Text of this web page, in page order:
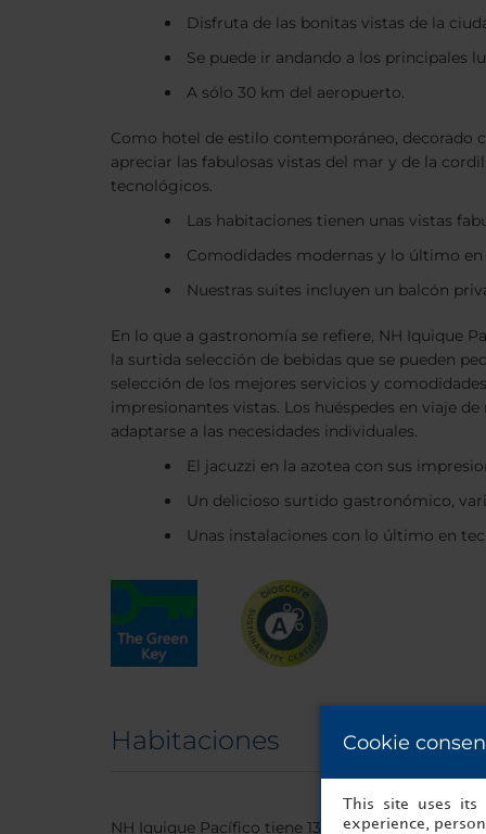
Disfruta de las bonitas vistas de la
Se puede ir andando a los principales
A sólo 30 km del aeropuerto.
Como hotel de estilo contemporáneo, decorado
apreciar las fabulosas vistas del mar y de la
tecnológicos.
Las habitaciones tienen unas vistas
Comodidades modernas y lo último en
Nuestras suites incluyen un balcón
En lo que a gastronomía se refiere, NH Iquique
la surtida selección de bebidas que se pueden
selección de los mejores servicios y
impresionantes vistas. Los huéspedes en viaje
adaptarse a las necesidades individuales.
El jacuzzi en la azotea con sus
Un delicioso surtido gastronómico,
Unas instalaciones con lo último en
Habitaciones
NH Iquique Pacífico tiene 134 habitaciones,
Cookie
This site uses its
experience,